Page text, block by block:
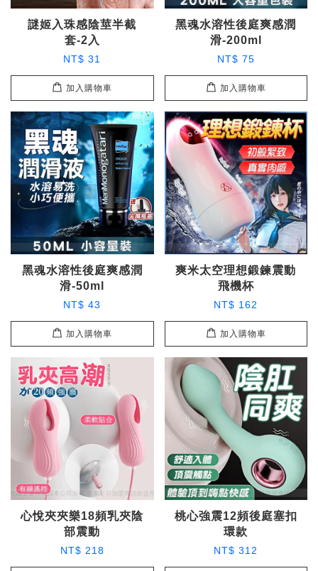
謎姬入珠感陰莖半截
套-2入
NT$ 31
加入購物車
黑魂水溶性後庭爽感潤
滑-200ml
NT$ 75
加入購物車
黑魂水溶性後庭爽感潤
滑-50ml
NT$ 43
加入購物車
爽米太空理想鍛鍊震動
飛機杯
NT$ 162
加入購物車
心悅夾夾樂18頻乳夾陰
部震動
NT$ 218
桃心強震12頻後庭塞扣
環款
NT$ 312